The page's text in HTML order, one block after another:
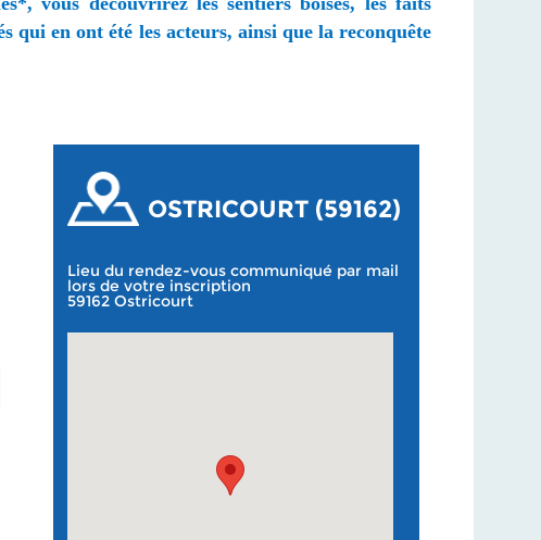
qui en ont été les acteurs, ainsi que la reconquête
OSTRICOURT (59162)
Lieu du rendez-vous communiqué par mail
lors de votre inscription
59162 Ostricourt